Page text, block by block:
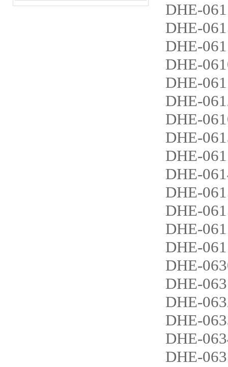
DHE-
DHE-
DHE-
DHE-
DHE-
DHE-
DHE-
DHE-
DHE-
DHE-
DHE-
DHE-
DHE-
DHE-
DHE-
DHE-
DHE-
DHE-
DHE-
DHE-